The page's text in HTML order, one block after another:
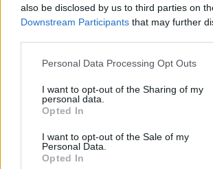
also be disclosed by us to third parties on
Downstream Participants that may further
Personal Data Processing Opt Outs
I want to opt-out of the Sharing of my
personal data.
Opted In
I want to opt-out of the Sale of my
Personal Data.
Opted In
gana lankstūs. Be to, jie gerai
tad neleidžia kūnui slysti.
savybėmis pasižymi ir pilateso
grubesnės tekstūros pagrindas
sukimba su grindimis ir
už jogos.